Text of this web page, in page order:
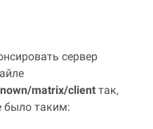
сервер
matrix/client так,
было таким: